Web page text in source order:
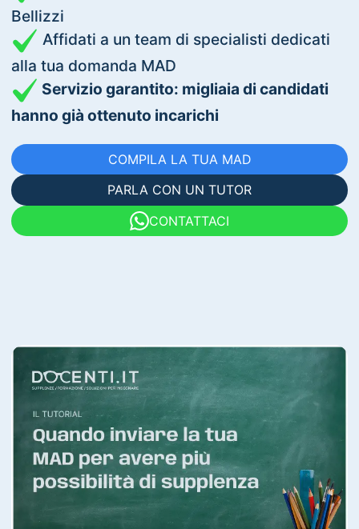
Bellizzi
Affidati a un team di specialisti dedicati
alla tua domanda MAD
Servizio garantito: migliaia di candidati
hanno già ottenuto incarichi
COMPILA LA TUA MAD
PARLA CON UN TUTOR
CONTATTACI